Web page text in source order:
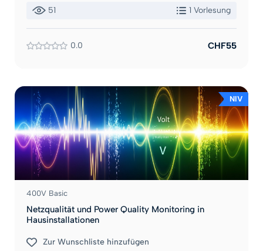
51 1 Vorlesung
0.0 CHF55
NIV
400V Basic
Netzqualität und Power Quality Monitoring in
Hausinstallationen
Zur Wunschliste hinzufügen